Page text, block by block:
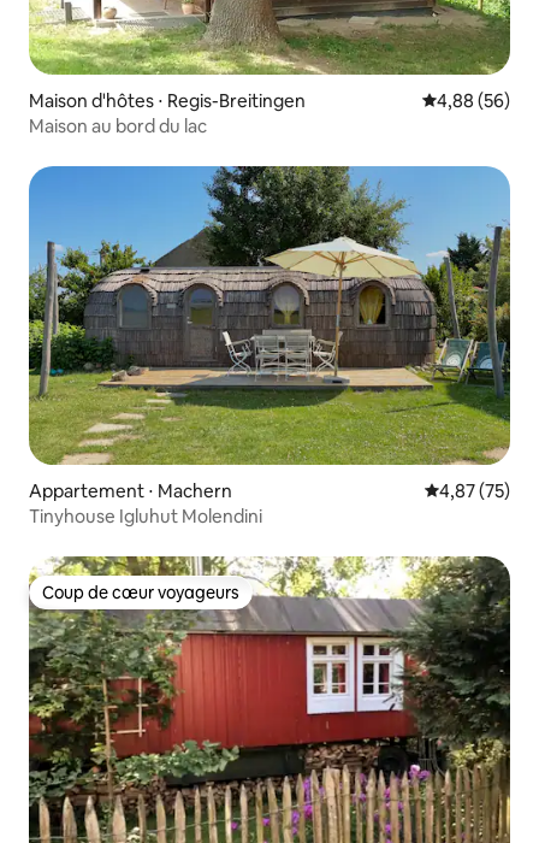
Maison d'hôtes ⋅ Regis-Breitingen Évaluation
4,88 (56)
Maison au bord du lac
Appartement ⋅ Machern Évaluation
4,87 (75)
Tinyhouse Igluhut Molendini
Coup de cœur voyageurs
Coup de cœur voyageurs